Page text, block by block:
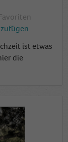
ist etwas
die